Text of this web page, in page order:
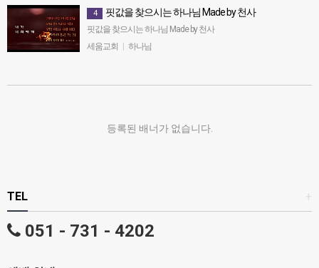
4 핏값을 찾으시는 하나님 Made by 천사
핏값을 찾으시는 하나님 Made by 천사
세움교회
하나님
등록된 배너가 없습니다.
+
TEL
051 - 731 - 4202